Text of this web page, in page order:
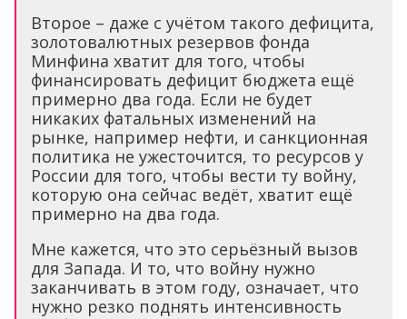
Второе – даже с учётом такого дефицита,
золотовалютных резервов фонда
Минфина хватит для того, чтобы
финансировать дефицит бюджета ещё
примерно два года. Если не будет
никаких фатальных изменений на
рынке, например нефти, и санкционная
политика не ужесточится, то ресурсов у
России для того, чтобы вести ту войну,
которую она сейчас ведёт, хватит ещё
примерно на два года.
Мне кажется, что это серьёзный вызов
для Запада. И то, что войну нужно
заканчивать в этом году, означает, что
нужно резко поднять интенсивность